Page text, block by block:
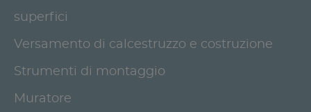
superfici
Versamento di calcestruzzo e costruzione
Strumenti di montaggio
Muratore